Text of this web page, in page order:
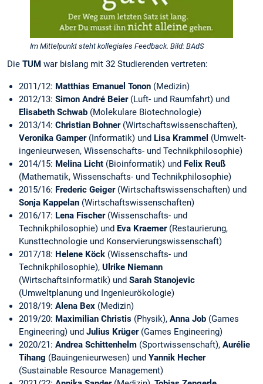
Im Mittelpunkt steht kollegiales Feedback. Bild: BAdS
Die TUM war bislang mit 32 Studierenden vertreten:
2011/12: Matthias Emanuel Tonon (Medizin)
2012/13: Simon André Beier(Luft- und Raumfahrt) und
Elisabeth Schwab (Molekulare Bio­technologie)
2013/14: Christian Bohner(Wirtschafts­wissen­schaften),
Veronika Gamper(Informatik) und Lisa Krammel (Umwelt­
ingenieur­wesen, Wissenschafts- und Technik­philosophie)
2014/15: Melina Licht (Bioinformatik) und Felix Reuß
(Mathematik, Wissenschafts- und Technik­philosophie)
2015/16: Frederic Geiger(Wirtschafts­wissen­schaften) und
Sonja Kappelan (Wirtschafts­wissen­schaften)
2016/17: Lena Fischer(Wissenschafts- und
Technikphilosophie) und Eva Kraemer (Restaurierung,
Kunsttechnologie und Konservierungswissenschaft)
2017/18: Helene Köck (Wissenschafts- und
Technikphilosophie), Ulrike Niemann
(Wirtschaftsinformatik) und Sarah Stanojevic
(Umweltplanung und Ingenieurökologie)
2018/19: Alena Bex (Medizin)
2019/20: Maximilian Christis (Physik), Anna Job (Games
Engineering) und Julius Krüger(Games Engineering)
2020/21: Andrea Schittenhelm (Sportwissenschaft), Aurélie
Tihang (Bauingenieurwesen) und Yannik Hecher
(Sustainable Resource Management)